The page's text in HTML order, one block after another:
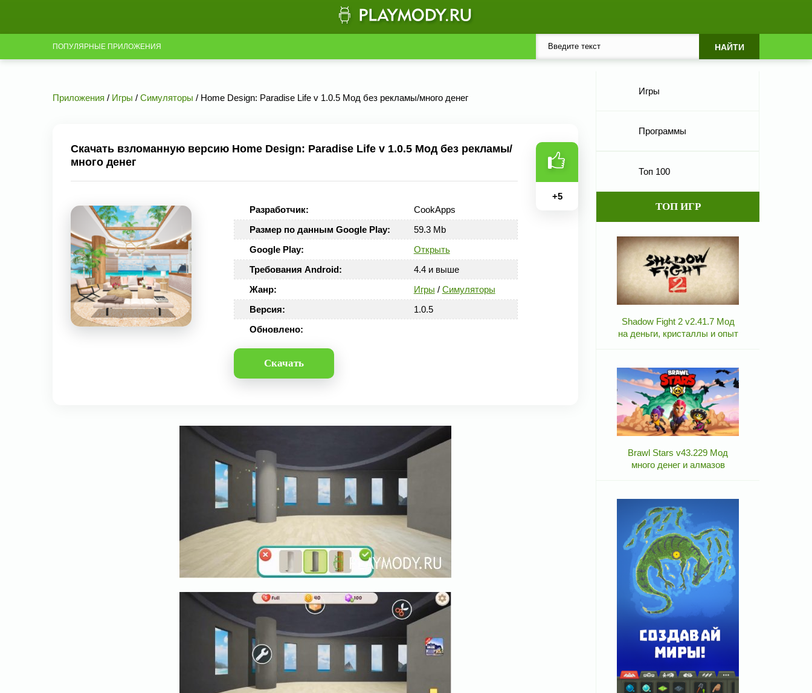
ПОПУЛЯРНЫЕ ПРИЛОЖЕНИЯ
Приложения / Игры / Симуляторы / Home Design: Paradise Life v 1.0.5 Мод без рекламы/много денег
Скачать взломанную версию Home Design: Paradise Life v 1.0.5 Мод без рекламы/
много денег
Разработчик:
CookApps
Размер по данным Google Play:
59.3 Mb
Google Play:
Открыть
Требования Android:
4.4 и выше
Жанр:
Игры / Симуляторы
Версия:
1.0.5
Обновлено:
Скачать
+5
Игры
Программы
Топ 100
ТОП ИГР
Shadow Fight 2 v2.41.7 Мод
на деньги, кристаллы и опыт
Brawl Stars v43.229 Мод
много денег и алмазов